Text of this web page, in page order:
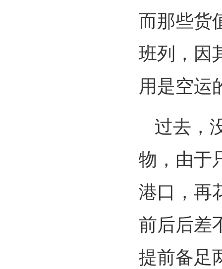
而那些货
班列，因
用是空运
过去，
物，由于
港口，再
前后后差
提前备足